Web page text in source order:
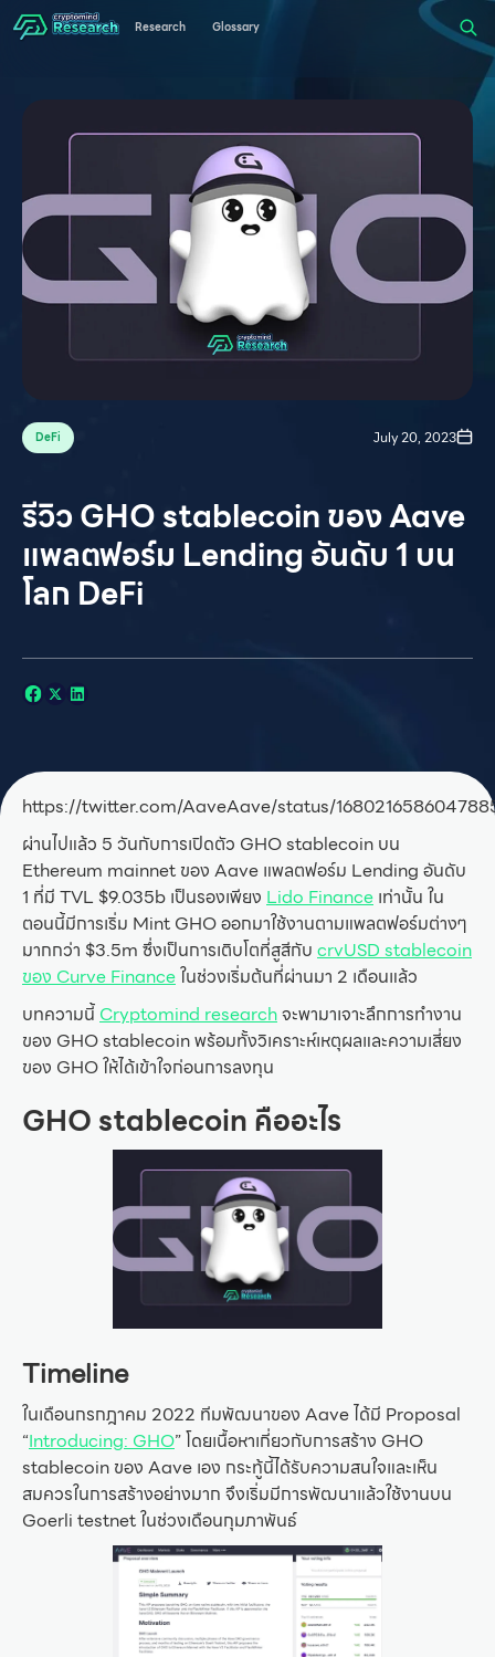
Research Glossary
DeFi July 20, 2023
รีวิว GHO stablecoin ของ Aave
แพลตฟอร์ม Lending อันดับ 1 บน
โลก DeFi
https://twitter.com/AaveAave/status/
ผ่านไปแล้ว 5 วันกับการเปิดตัว GHO stablecoin บน
Ethereum mainnet ของ Aave แพลตฟอร์ม Lending อันดับ
1 ที่มี TVL $9.035b เป็นรองเพียง Lido Finance เท่านั้น ใน
ตอนนี้มีการเริ่ม Mint GHO ออกมาใช้งานตามแพลตฟอร์มต่างๆ
มากกว่า $3.5m ซึ่งเป็นการเติบโตที่สูสีกับ crvUSD stablecoin
ของ Curve Financeในช่วงเริ่มต้นที่ผ่านมา 2 เดือนแล้ว
บทความนี้ Cryptomind researchจะพามาเจาะลึกการทำงาน
ของ GHO stablecoin พร้อมทั้งวิเคราะห์เหตุผลและความเสี่ยง
ของ GHO ให้ได้เข้าใจก่อนการลงทุน
GHO stablecoin คืออะไร
Timeline
ในเดือนกรกฎาคม 2022 ทีมพัฒนาของ Aave ได้มี Proposal
“Introducing: GHO” โดยเนื้อหาเกี่ยวกับการสร้าง GHO
stablecoin ของ Aave เอง กระทู้นี้ได้รับความสนใจและเห็น
สมควรในการสร้างอย่างมาก จึงเริ่มมีการพัฒนาแล้วใช้งานบน
Goerli testnet ในช่วงเดือนกุมภาพันธ์